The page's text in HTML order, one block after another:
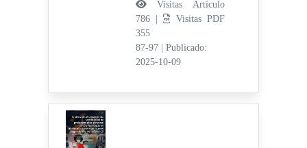
Visitas Artículo
786 |
Visitas PDF
355
87-97
Publicado:
2025-10-09